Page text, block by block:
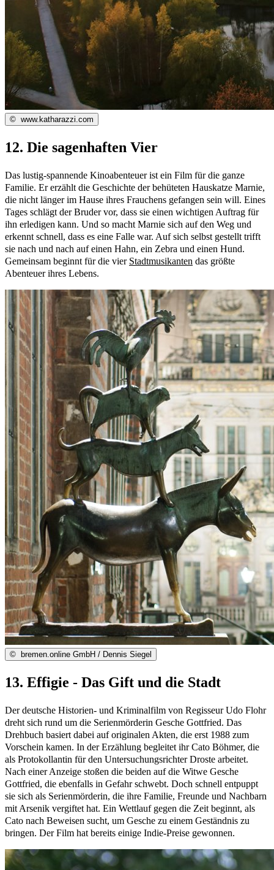
© www.katharazzi.com
12. Die sagenhaften Vier
Das lustig-spannende Kinoabenteuer ist ein Film für die ganze
Familie. Er erzählt die Geschichte der behüteten Hauskatze Marnie,
die nicht länger im Hause ihres Frauchens gefangen sein will. Eines
Tages schlägt der Bruder vor, dass sie einen wichtigen Auftrag für
ihn erledigen kann. Und so macht Marnie sich auf den Weg und
erkennt schnell, dass es eine Falle war. Auf sich selbst gestellt trifft
sie nach und nach auf einen Hahn, ein Zebra und einen Hund.
Gemeinsam beginnt für die vier Stadtmusikanten das größte
Abenteuer ihres Lebens.
© bremen.online GmbH / Dennis Siegel
13. Effigie - Das Gift und die Stadt
Der deutsche Historien- und Kriminalfilm von Regisseur Udo Flohr
dreht sich rund um die Serienmörderin Gesche Gottfried. Das
Drehbuch basiert dabei auf originalen Akten, die erst 1988 zum
Vorschein kamen. In der Erzählung begleitet ihr Cato Böhmer, die
als Protokollantin für den Untersuchungsrichter Droste arbeitet.
Nach einer Anzeige stoßen die beiden auf die Witwe Gesche
Gottfried, die ebenfalls in Gefahr schwebt. Doch schnell entpuppt
sie sich als Serienmörderin, die ihre Familie, Freunde und Nachbarn
mit Arsenik vergiftet hat. Ein Wettlauf gegen die Zeit beginnt, als
Cato nach Beweisen sucht, um Gesche zu einem Geständnis zu
bringen. Der Film hat bereits einige Indie-Preise gewonnen.